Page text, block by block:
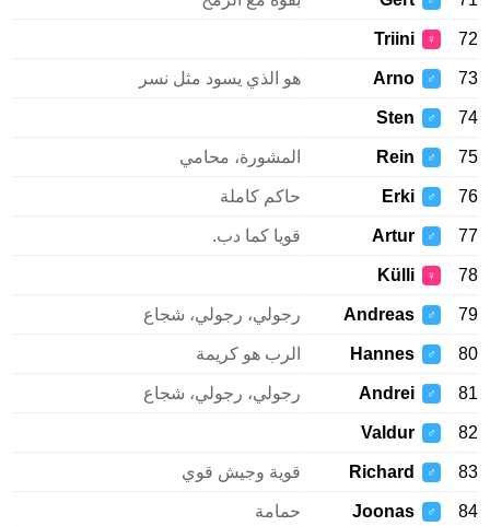
72
♀
Triini
73
♂
Arno هو الذي يسود مثل نسر
74
♂
Sten
75
♂
Rein المشورة، محامي
76
♂
Erki حاكم كاملة
77
♂
Artur قويا كما دب.
78
♀
Külli
79
♂
Andreas رجولي، رجولي، شجاع
80
♂
Hannes الرب هو كريمة
81
♂
Andrei رجولي، رجولي، شجاع
82
♂
Valdur
83
♂
Richard قوية وجيش قوي
84
♂
Joonas حمامة